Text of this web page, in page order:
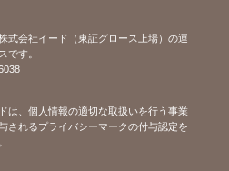
式会社イード（東証グロース上場）の運
です。
は、個人情報の適切な取扱いを行う事業
されるプライバシーマークの付与認定を